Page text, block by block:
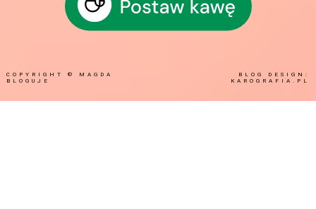
COPYRIGHT ©
MAGDA
BLOGUJE
BLOG DESIGN:
KAROGRAFIA.PL